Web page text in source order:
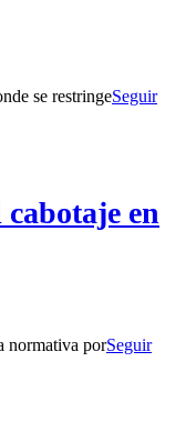
se restringeSeguir
en
normativa porSeguir